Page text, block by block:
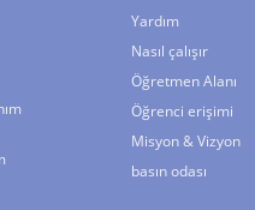
Yardım
Nasıl çalışır
Öğretmen Alanı
Öğrenci erişimi
Misyon & Vizyon
basın odası